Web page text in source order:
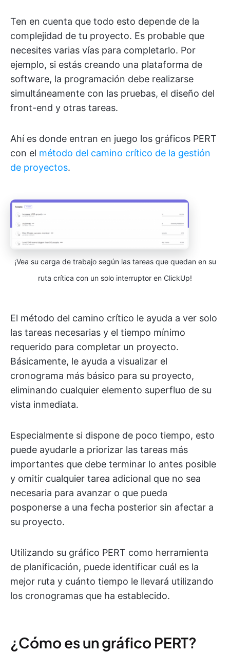
Ten en cuenta que todo esto depende de la
complejidad de tu proyecto. Es probable que
necesites varias vías para completarlo. Por
ejemplo, si estás creando una plataforma de
software, la programación debe realizarse
simultáneamente con las pruebas, el diseño del
front-end y otras tareas.
Ahí es donde entran en juego los gráficos PERT
con el método del camino crítico de la gestión
de proyectos.
¡Vea su carga de trabajo según las tareas que quedan en su
ruta crítica con un solo interruptor en ClickUp!
El método del camino crítico le ayuda a ver solo
las tareas necesarias y el tiempo mínimo
requerido para completar un proyecto.
Básicamente, le ayuda a visualizar el
cronograma más básico para su proyecto,
eliminando cualquier elemento superfluo de su
vista inmediata.
Especialmente si dispone de poco tiempo, esto
puede ayudarle a priorizar las tareas más
importantes que debe terminar lo antes posible
y omitir cualquier tarea adicional que no sea
necesaria para avanzar o que pueda
posponerse a una fecha posterior sin afectar a
su proyecto.
Utilizando su gráfico PERT como herramienta
de planificación, puede identificar cuál es la
mejor ruta y cuánto tiempo le llevará utilizando
los cronogramas que ha establecido.
¿Cómo es un gráfico PERT?